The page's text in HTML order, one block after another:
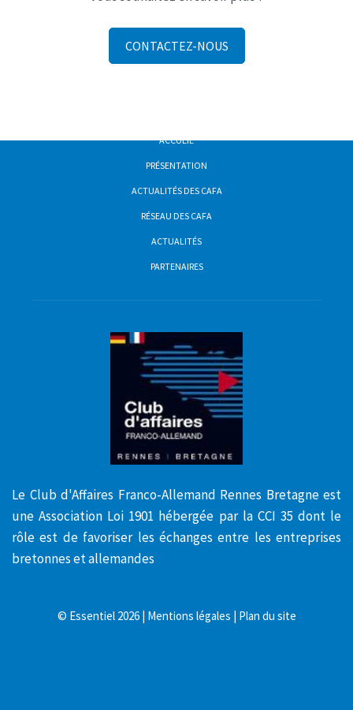
CONTACTEZ-NOUS
ACCUEIL
PRÉSENTATION
ACTUALITÉS DES CAFA
RÉSEAU DES CAFA
ACTUALITÉS
PARTENAIRES
Le Club d'Affaires Franco-Allemand Rennes Bretagne est
une Association Loi 1901 hébergée par la CCI 35 dont le
rôle est de favoriser les échanges entre les entreprises
bretonnes et allemandes
© Essentiel 2026 | Mentions légales | Plan du site